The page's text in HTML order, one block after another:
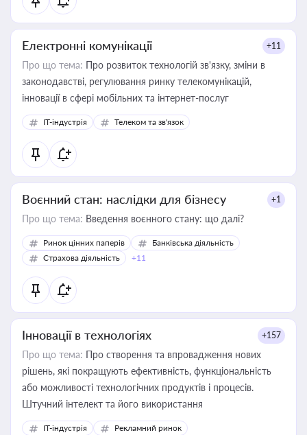
Електронні комунікації +11
Про що тема: Про розвиток технологій зв'язку, зміни в
законодавстві, регулювання ринку телекомунікацій,
інновації в сфері мобільних та інтернет-послуг
IT-індустрія Телеком та зв'язок
Воєнний стан: наслідки для бізнесу +1
Про що тема: Введення воєнного стану: що далі?
Ринок цінних паперів
Банківська діяльність
Страхова діяльність
+11
Інновації в технологіях +157
Про що тема: Про створення та впровадження нових
рішень, які покращують ефективність, функціональність
або можливості технологічних продуктів і процесів.
Штучний інтелект та його використання
IT-індустрія
Рекламний ринок